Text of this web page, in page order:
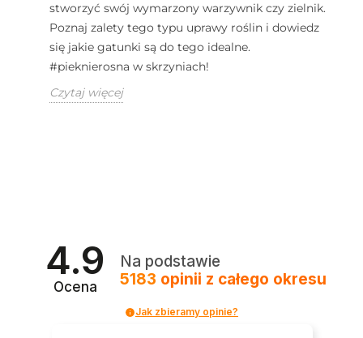
stworzyć swój wymarzony warzywnik czy zielnik.
Poznaj zalety tego typu uprawy roślin i dowiedz
się jakie gatunki są do tego idealne.
#pieknierosna w skrzyniach!
Czytaj więcej
4.9
Ocena
Na podstawie
5183 opinii z całego okresu
Jak zbieramy opinie?